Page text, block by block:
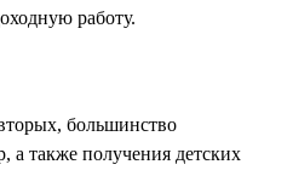
работу.
большинство
а также получения детских